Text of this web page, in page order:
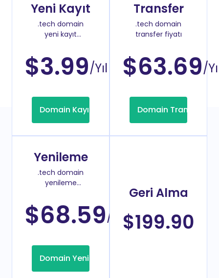
Yeni Kayıt
.tech domain
yeni kayıt
$3.99/Yıl
Domain Kayıt
Transfer
.tech domain
transfer fiyatı
$63.69/
Domain Transfer
Yenileme
.tech domain
yenileme
$68.59/Yıl
Domain Yenileme
Geri Alma
$199.90